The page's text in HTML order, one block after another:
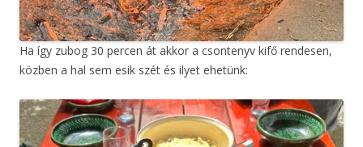
Ha így zubog 30 percen át akkor a csontenyv kifő rendesen,
közben a hal sem esik szét és ilyet ehetünk: